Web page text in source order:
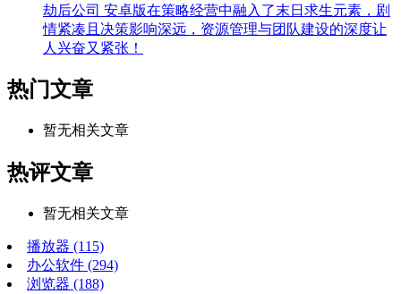
劫后公司 安卓版在策略经营中融入了末日求生元素，剧
情紧凑且决策影响深远，资源管理与团队建设的深度让
人兴奋又紧张！
热门文章
暂无相关文章
热评文章
暂无相关文章
播放器 (115)
办公软件 (294)
浏览器 (188)